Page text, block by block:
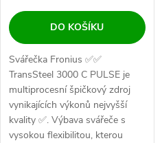
DO KOŠÍKU
Svářečka Fronius ✅✅
TransSteel 3000 C PULSE je
multiprocesní špičkový zdroj
vynikajících výkonů nejvyšší
kvality ✅. Výbava svářeče s
vysokou flexibilitou, kterou